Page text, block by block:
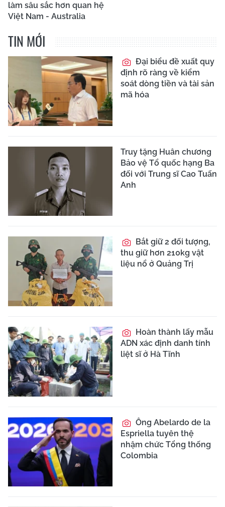
làm sâu sắc hơn quan hệ
Việt Nam - Australia
TIN MỚI
Đại biểu đề xuất quy
định rõ ràng về kiểm
soát dòng tiền và tài sản
mã hóa
Truy tặng Huân chương
Bảo vệ Tổ quốc hạng Ba
đối với Trung sĩ Cao Tuấn
Anh
Bắt giữ 2 đối tượng,
thu giữ hơn 210kg vật
liệu nổ ở Quảng Trị
Hoàn thành lấy mẫu
ADN xác định danh tính
liệt sĩ ở Hà Tĩnh
Ông Abelardo de la
Espriella tuyên thệ
nhậm chức Tổng thống
Colombia